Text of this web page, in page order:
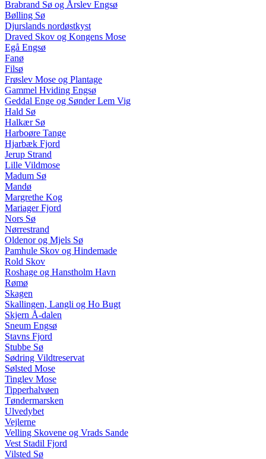
Brabrand Sø og Årslev Engsø
Bølling Sø
Djurslands nordøstkyst
Draved Skov og Kongens Mose
Egå Engsø
Fanø
Filsø
Frøslev Mose og Plantage
Gammel Hviding Engsø
Geddal Enge og Sønder Lem Vig
Hald Sø
Halkær Sø
Harboøre Tange
Hjarbæk Fjord
Jerup Strand
Lille Vildmose
Madum Sø
Mandø
Margrethe Kog
Mariager Fjord
Nors Sø
Nørrestrand
Oldenor og Mjels Sø
Pamhule Skov og Hindemade
Rold Skov
Roshage og Hanstholm Havn
Rømø
Skagen
Skallingen, Langli og Ho Bugt
Skjern Å-dalen
Sneum Engsø
Stavns Fjord
Stubbe Sø
Sødring Vildtreservat
Sølsted Mose
Tinglev Mose
Tipperhalvøen
Tøndermarsken
Ulvedybet
Vejlerne
Velling Skovene og Vrads Sande
Vest Stadil Fjord
Vilsted Sø